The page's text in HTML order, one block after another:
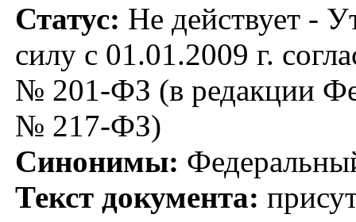
Статус: Не действует -
силу с 01.01.2009 г.
№ 201-ФЗ (в редакции
№ 217-ФЗ)
Синонимы:
Текст документа: